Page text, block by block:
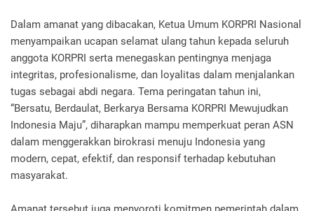
‎Dalam amanat yang dibacakan, Ketua Umum KORPRI Nasional
menyampaikan ucapan selamat ulang tahun kepada seluruh
anggota KORPRI serta menegaskan pentingnya menjaga
integritas, profesionalisme, dan loyalitas dalam menjalankan
tugas sebagai abdi negara. Tema peringatan tahun ini,
“Bersatu, Berdaulat, Berkarya Bersama KORPRI Mewujudkan
Indonesia Maju”, diharapkan mampu memperkuat peran ASN
dalam menggerakkan birokrasi menuju Indonesia yang
modern, cepat, efektif, dan responsif terhadap kebutuhan
masyarakat.